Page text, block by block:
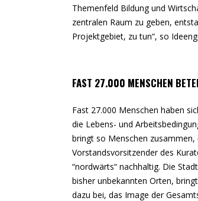
Themenfeld Bildung und
zentralen Raum zu geben,
Projektgebiet, zu tun“, so
FAST 27.000 MENSCHEN
Fast 27.000 Menschen haben
die Lebens- und
bringt so Menschen
Vorstandsvorsitzender des
“nordwärts“ nachhaltig. Die
bisher unbekannten Orten,
dazu bei, das Image der